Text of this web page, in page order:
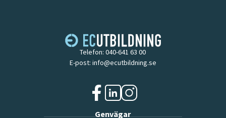
Telefon:040-641 63 00
E-post: info@ecutbildning.se
a
i
n
Genvägar